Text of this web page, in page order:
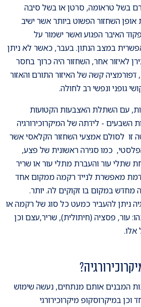
בשל טראומה, סרטן או בשל סיבה
השחזור הפשוט ביותר אשר ישיב
האיבר הפגוע ואשר ישמור על
במצב הנתון. בעבר, כאשר לא ניתן
לאיזור אחר, השחזור היה כרוך בחסר
קשה של האיזור התורם והאזור
גופני ונפשי רב לחולה.
עם השתלת האצבעות הקטועות
השבעים - לידתה של המיקרוכירורגיה
זו לסולם אמצעי השחזור הקלאסי אשר
כמו סגירה ראשונית של פצע,
שתלי עור והעברת מתלי עור או שריר
מאפשרת לנייד רקמה ממקום אחד
מחדש במקום בו זקוקים לה. יותר.
ניתן להעביר כמעט כל סוג של רקמה או
עור, פסציה (חיתולית), שריר,עצם וכן
אלו.
המבנים אותם מנתחים, נעשה שימוש
וכן במיקרוסקופ מיקרוכירורגי